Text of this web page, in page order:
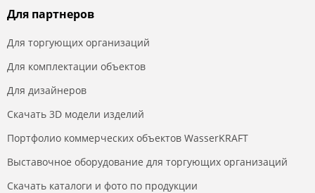
Для партнеров
Для торгующих организаций
Для комплектации объектов
Для дизайнеров
Скачать 3D модели изделий
Портфолио коммерческих объектов WasserKRAFT
Выставочное оборудование для торгующих организаций
Скачать каталоги и фото по продукции